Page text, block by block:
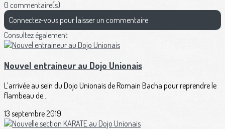
0 commentaire(s)
Connectez-vous pour laisser un commentaire
Consultez également
Nouvel entraineur au Dojo Unionais
L’arrivée au sein du Dojo Unionais de Romain Bacha pour reprendre le
flambeau de...
13 septembre 2019